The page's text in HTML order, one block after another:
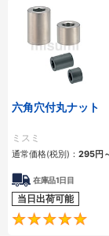
六角穴付丸ナット
ミスミ
通常価格(税別)： 295円
在庫品1日目
当日出荷可能